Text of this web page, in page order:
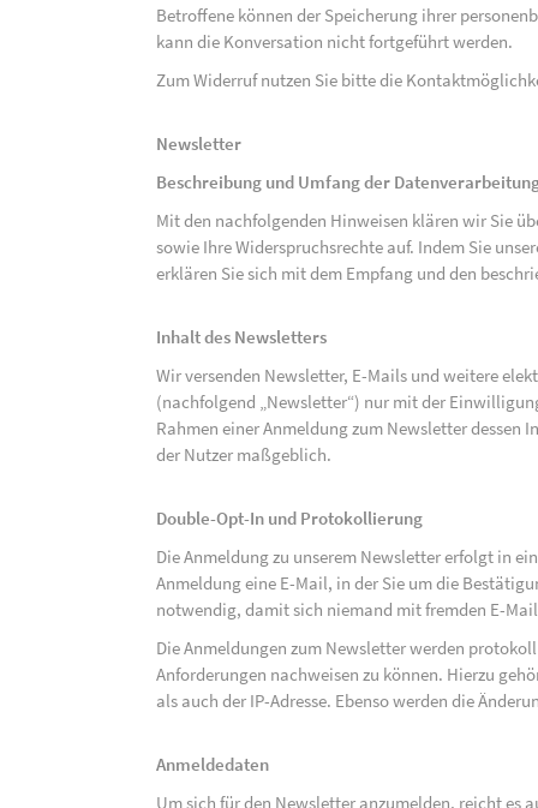
Betroffene können der Speicherung ihrer
kann die Konversation nicht fortgeführt werden.
Zum Widerruf nutzen Sie bitte die
Newsletter
Beschreibung und Umfang der
Mit den nachfolgenden Hinweisen klären wir Sie
sowie Ihre Widerspruchsrechte auf. Indem Sie
erklären Sie sich mit dem Empfang und den
Inhalt des Newsletters
Wir versenden Newsletter, E-Mails und weitere
(nachfolgend „Newsletter“) nur mit der
Rahmen einer Anmeldung zum Newsletter
der Nutzer maßgeblich.
Double-Opt-In und Protokollierung
Die Anmeldung zu unserem Newsletter erfolgt in
Anmeldung eine E-Mail, in der Sie um die
notwendig, damit sich niemand mit fremden E-
Die Anmeldungen zum Newsletter werden
Anforderungen nachweisen zu können. Hierzu
als auch der IP-Adresse. Ebenso werden die
Anmeldedaten
Um sich für den Newsletter anzumelden, reicht es